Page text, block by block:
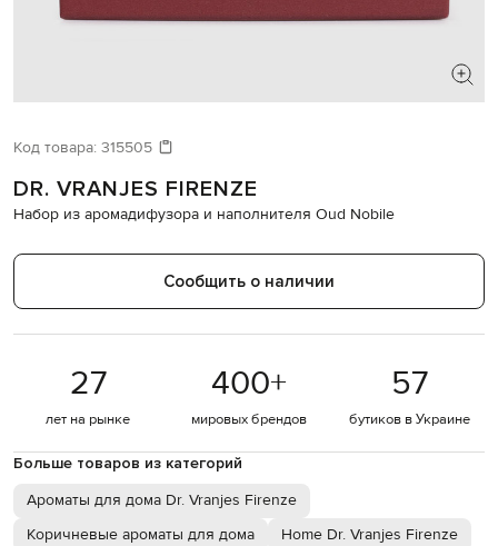
Код товара: 315505
DR. VRANJES FIRENZE
Набор из аромадифузора и наполнителя Oud Nobile
Сообщить о наличии
27
лет на рынке
400+
мировых брендов
57
бутиков в Украине
Больше товаров из категорий
Ароматы для дома Dr. Vranjes Firenze
Коричневые ароматы для дома
Home Dr. Vranjes Firenze